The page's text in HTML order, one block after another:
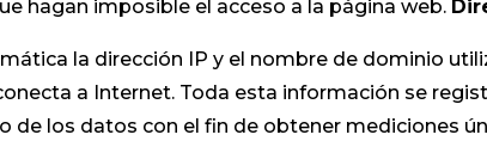
hagan imposible el acceso a la página web.
la dirección IP y el nombre de dominio
a Internet. Toda esta información se
los datos con el fin de obtener mediciones